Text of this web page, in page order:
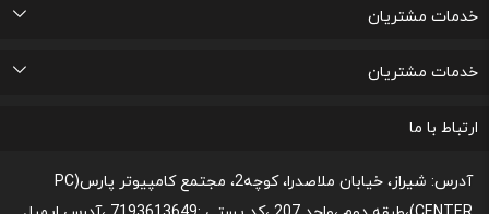
تماس با ما
درباره ما
پرسشهای متداول
اتاق خبر
خدمات مشتریان
قوانین و مقررات مربوط به رعایت حریم شخصی
پیگیری خرید و مدت زمان تحویل
لیست علاقه مندی های من
پشتیبانی و ثبت شکایات مصرف کنندگان
خدمات مشتریان
رونداسترداد وجه
روند مرجوعي كالا و نحوه فسخ خدمات
قوانین و مقررات،نحوه ی پرداخت و شیوه ی ارسال
نحوه پشتیبانی و خدمات پس از فروش
ارتباط با ما
آدرس: شیراز، خیابان ملاصدرا، کوچه2، مجتمع کامپیوتر پارس(PC